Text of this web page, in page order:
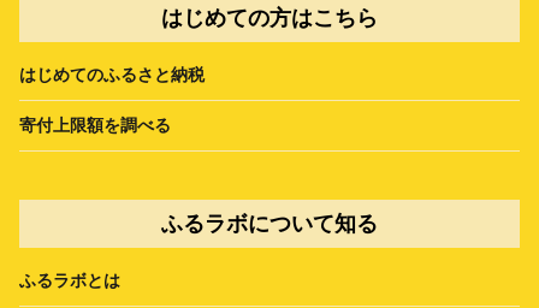
はじめての方はこちら
はじめてのふるさと納税
寄付上限額を調べる
ふるラボについて知る
ふるラボとは